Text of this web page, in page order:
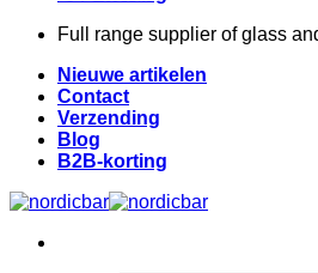
Full range supplier of glass
Nieuwe artikelen
Contact
Verzending
Blog
B2B-korting